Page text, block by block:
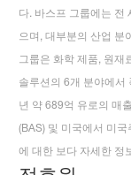
다. 바스프 그룹에는 전
으며, 대부분의 산업 분
그룹은 화학 제품, 원재
솔루션의 6개 분야에서
년 약 689억 유로의 매
(BAS) 및 미국에서 미
에 대한 보다 자세한 정